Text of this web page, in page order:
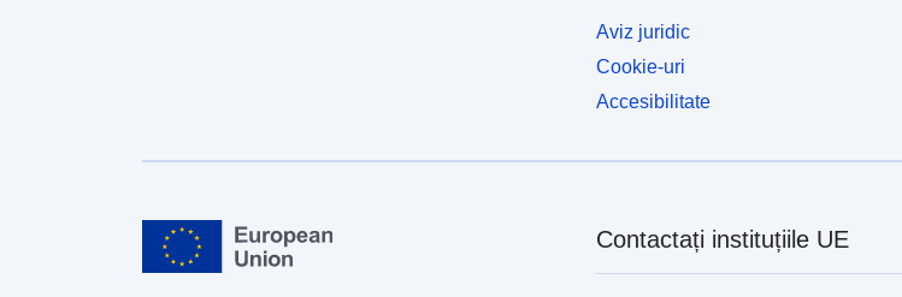
Aviz juridic
Cookie-uri
Accesibilitate
Contactați instituțiile UE